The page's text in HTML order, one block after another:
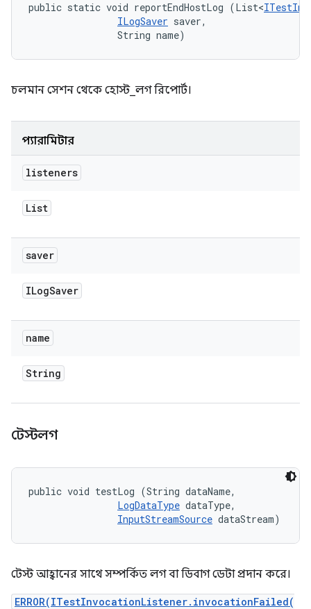
public static void reportEndHostLog (List<
ILogSaver saver,
                String name)
চলমান সেশন থেকে হোস্ট_লগ রিপোর্ট।
প্যারামিটার
listeners
List
saver
ILogSaver
name
String
টেস্টলগ
public void testLog (String dataName,
LogDataType dataType,
InputStreamSource dataStream)
টেস্ট আহ্বানের সাথে সম্পর্কিত লগ বা ডিবাগ ডেটা প্রদান করে।
ERROR(ITestInvocationListener.invocationFailed(